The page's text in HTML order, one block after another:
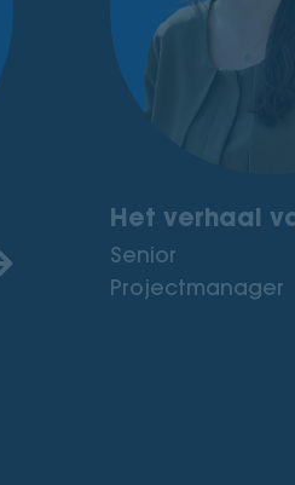
Het verhaal
Senior
Projectmanager